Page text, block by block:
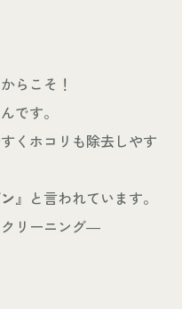
らこそ！
です。
くホコリも除去しやす
』と言われています。
リーニング―